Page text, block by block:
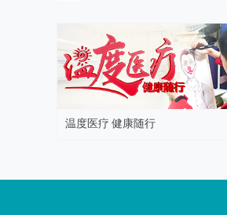
温度医疗 健康随行